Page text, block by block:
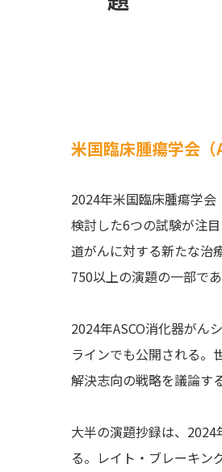
米国臨床腫瘍学会（
2024年米国臨床腫瘍学会
検討した6つの試験が注
道がんに対する新たな治
750以上の演題の一部であ
2024年ASCO消化器がん
ラインでも公開される。
解決志向の戦略を議論する
大半の演題抄録は、
る。レイト・ブレーキン